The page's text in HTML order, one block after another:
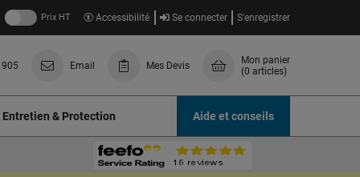
Prix HT Accessibilité Se connecter S'enregistrer
Email Mes Devis
Mon panier
(0 articles)
Entretien & Protection Aide et conseils